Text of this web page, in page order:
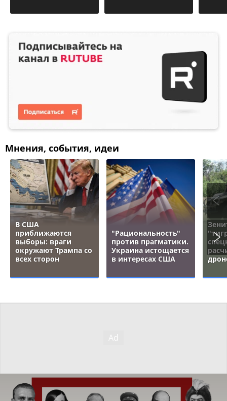
Мнения, события, идеи
В США
приближаются
выборы: враги
окружают Трампа со
всех сторон
"Рациональность"
против прагматики.
Украина истощается
в интересах США